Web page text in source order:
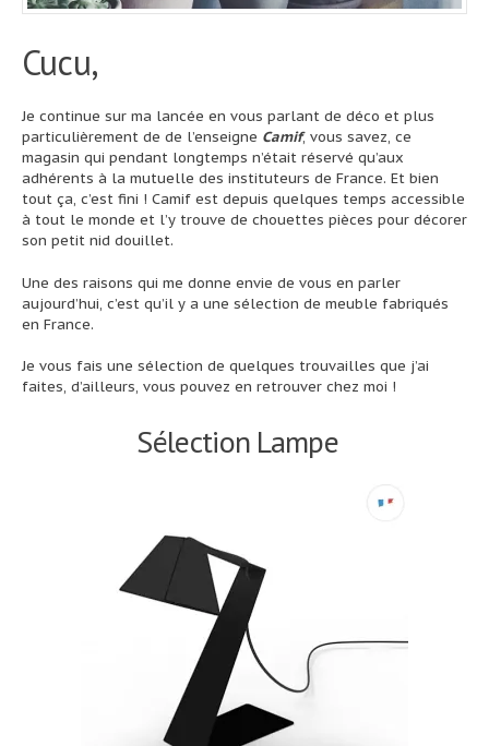
Cucu,
Je continue sur ma lancée en vous parlant de déco et plus
particulièrement de de l’enseigne Camif, vous savez, ce
magasin qui pendant longtemps n’était réservé qu’aux
adhérents à la mutuelle des instituteurs de France. Et bien
tout ça, c’est fini ! Camif est depuis quelques temps accessible
à tout le monde et l’y trouve de chouettes pièces pour décorer
son petit nid douillet.
Une des raisons qui me donne envie de vous en parler
aujourd’hui, c’est qu’il y a une sélection de meuble fabriqués
en France.
Je vous fais une sélection de quelques trouvailles que j’ai
faites, d’ailleurs, vous pouvez en retrouver chez moi !
Sélection Lampe